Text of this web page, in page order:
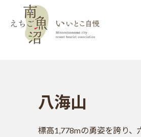
八海山
標高1,778mの勇姿を誇り